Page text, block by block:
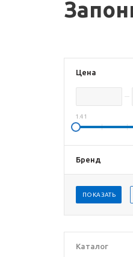
Цена
1.41
Бренд
ПОКАЗАТЬ
Каталог